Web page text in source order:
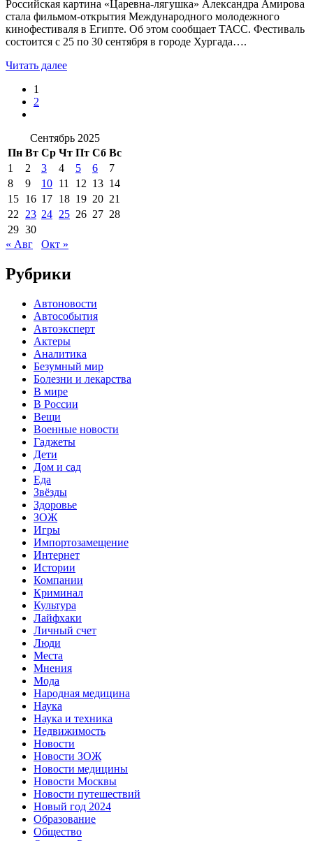
Российская картина «Царевна-лягушка» Александра Амирова
стала фильмом-открытия Международного молодежного
кинофестиваля в Египте. Об этом сообщает ТАСС. Фестиваль
состоится с 25 по 30 сентября в городе Хургада….
Читать далее
1
2
Сентябрь 2025
Пн Вт Ср Чт Пт Сб Вс
1
2 3 4 5 6
7
8
9 10 11 12 13 14
15 16 17 18 19 20 21
22
23 24 25 26 27 28
29 30
« Авг
Окт »
Рубрики
Автоновости
Автособытия
Автоэксперт
Актеры
Аналитика
Безумный мир
Болезни и лекарства
В мире
В России
Вещи
Военные новости
Гаджеты
Дети
Дом и сад
Еда
Звёзды
Здоровье
ЗОЖ
Игры
Импортозамещение
Интернет
Истории
Компании
Криминал
Культура
Лайфхаки
Личный счет
Люди
Места
Мнения
Мода
Народная медицина
Наука
Наука и техника
Недвижимость
Новости
Новости ЗОЖ
Новости медицины
Новости Москвы
Новости путешествий
Новый год 2024
Образование
Общество